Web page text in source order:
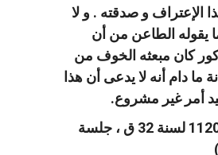
الإعتراف و صدقته . و لا
يقوله الطاعن من أن
كان مبعثه الخوف من
ما دام أنه لا يدعى أن هذا
أمر غير مشروع.
( الطعن رقم 1120 لسنة 32 ق ، جلسة